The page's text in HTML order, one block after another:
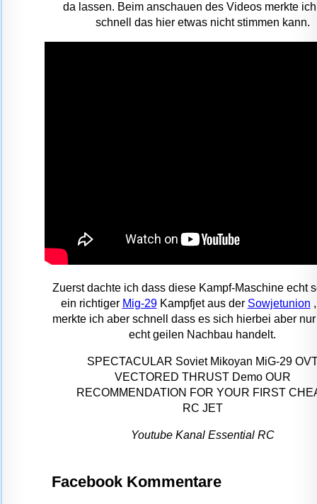
da lassen. Beim anschauen des Videos merkte
schnell das hier etwas nicht stimmen kann.
Zuerst dachte ich dass diese Kampf-Maschine echt
ein richtiger Mig-29Kampfjet aus der Sowjetunion
merkte ich aber schnell dass es sich hierbei aber
echt geilen Nachbau handelt.
SPECTACULAR Soviet Mikoyan MiG-29
VECTORED THRUST Demo OUR
RECOMMENDATION FOR YOUR FIRST
RC JET
Youtube Kanal Essential RC
Facebook Kommentare